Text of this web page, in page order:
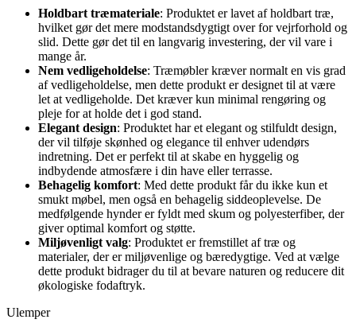
Holdbart træmateriale: Produktet er lavet af holdbart træ,
hvilket gør det mere modstandsdygtigt over for vejrforhold og
slid. Dette gør det til en langvarig investering, der vil vare i
mange år.
Nem vedligeholdelse: Træmøbler kræver normalt en vis grad
af vedligeholdelse, men dette produkt er designet til at være
let at vedligeholde. Det kræver kun minimal rengøring og
pleje for at holde det i god stand.
Elegant design: Produktet har et elegant og stilfuldt design,
der vil tilføje skønhed og elegance til enhver udendørs
indretning. Det er perfekt til at skabe en hyggelig og
indbydende atmosfære i din have eller terrasse.
Behagelig komfort: Med dette produkt får du ikke kun et
smukt møbel, men også en behagelig siddeoplevelse. De
medfølgende hynder er fyldt med skum og polyesterfiber, der
giver optimal komfort og støtte.
Miljøvenligt valg: Produktet er fremstillet af træ og
materialer, der er miljøvenlige og bæredygtige. Ved at vælge
dette produkt bidrager du til at bevare naturen og reducere dit
økologiske fodaftryk.
Ulemper